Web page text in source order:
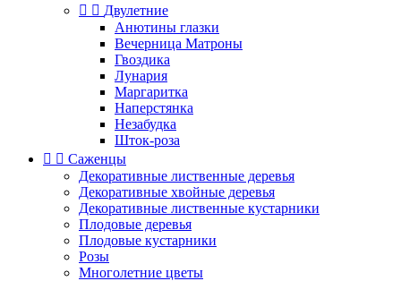
  Двулетние
Анютины глазки
Вечерница Матроны
Гвоздика
Лунария
Маргаритка
Наперстянка
Незабудка
Шток-роза
  Саженцы
Декоративные лиственные деревья
Декоративные хвойные деревья
Декоративные лиственные кустарники
Плодовые деревья
Плодовые кустарники
Розы
Многолетние цветы